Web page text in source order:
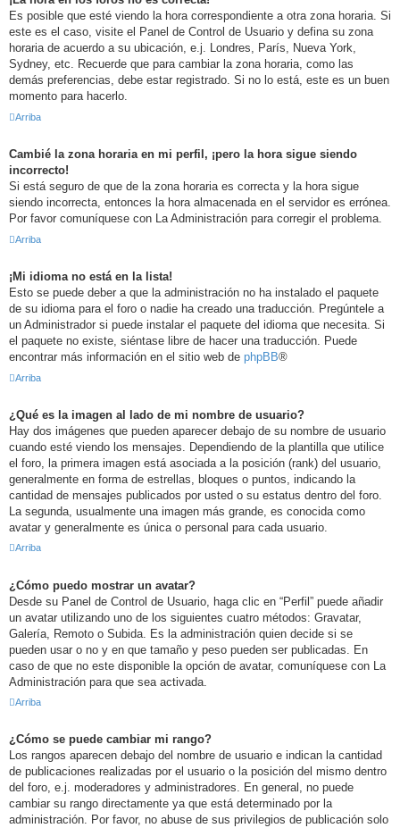
Es posible que esté viendo la hora correspondiente a otra zona horaria. Si
este es el caso, visite el Panel de Control de Usuario y defina su zona
horaria de acuerdo a su ubicación, e.j. Londres, París, Nueva York,
Sydney, etc. Recuerde que para cambiar la zona horaria, como las
demás preferencias, debe estar registrado. Si no lo está, este es un buen
momento para hacerlo.
Arriba
Cambié la zona horaria en mi perfil, ¡pero la hora sigue siendo
incorrecto!
Si está seguro de que de la zona horaria es correcta y la hora sigue
siendo incorrecta, entonces la hora almacenada en el servidor es errónea.
Por favor comuníquese con La Administración para corregir el problema.
Arriba
¡Mi idioma no está en la lista!
Esto se puede deber a que la administración no ha instalado el paquete
de su idioma para el foro o nadie ha creado una traducción. Pregúntele a
un Administrador si puede instalar el paquete del idioma que necesita. Si
el paquete no existe, siéntase libre de hacer una traducción. Puede
encontrar más información en el sitio web de phpBB®
Arriba
¿Qué es la imagen al lado de mi nombre de usuario?
Hay dos imágenes que pueden aparecer debajo de su nombre de usuario
cuando esté viendo los mensajes. Dependiendo de la plantilla que utilice
el foro, la primera imagen está asociada a la posición (rank) del usuario,
generalmente en forma de estrellas, bloques o puntos, indicando la
cantidad de mensajes publicados por usted o su estatus dentro del foro.
La segunda, usualmente una imagen más grande, es conocida como
avatar y generalmente es única o personal para cada usuario.
Arriba
¿Cómo puedo mostrar un avatar?
Desde su Panel de Control de Usuario, haga clic en “Perfil” puede añadir
un avatar utilizando uno de los siguientes cuatro métodos: Gravatar,
Galería, Remoto o Subida. Es la administración quien decide si se
pueden usar o no y en que tamaño y peso pueden ser publicadas. En
caso de que no este disponible la opción de avatar, comuníquese con La
Administración para que sea activada.
Arriba
¿Cómo se puede cambiar mi rango?
Los rangos aparecen debajo del nombre de usuario e indican la cantidad
de publicaciones realizadas por el usuario o la posición del mismo dentro
del foro, e.j. moderadores y administradores. En general, no puede
cambiar su rango directamente ya que está determinado por la
administración. Por favor, no abuse de sus privilegios de publicación solo